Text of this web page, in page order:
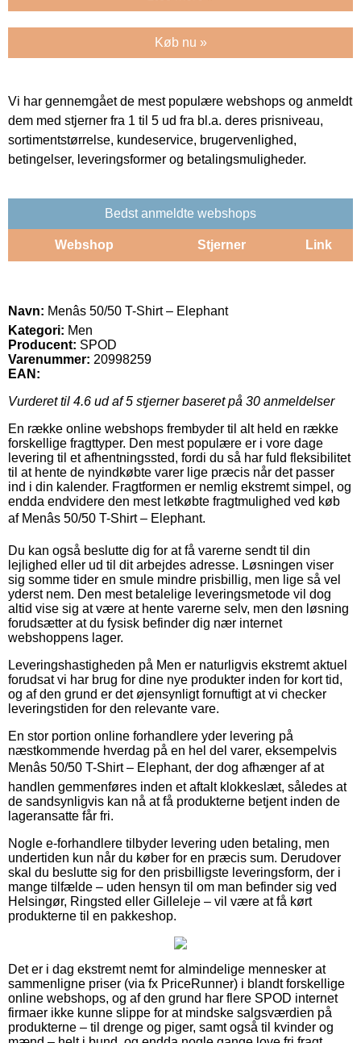
Køb nu »
Vi har gennemgået de mest populære webshops og anmeldt
dem med stjerner fra 1 til 5 ud fra bl.a. deres prisniveau,
sortimentstørrelse, kundeservice, brugervenlighed,
betingelser, leveringsformer og betalingsmuligheder.
Bedst anmeldte webshops
Webshop Stjerner Link
Navn: Menâs 50/50 T-Shirt – Elephant
Kategori: Men
Producent: SPOD
Varenummer: 20998259
EAN:
Vurderet til 4.6 ud af 5 stjerner baseret på 30 anmeldelser
En række online webshops frembyder til alt held en række
forskellige fragttyper. Den mest populære er i vore dage
levering til et afhentningssted, fordi du så har fuld fleksibilitet
til at hente de nyindkøbte varer lige præcis når det passer
ind i din kalender. Fragtformen er nemlig ekstremt simpel, og
endda endvidere den mest letkøbte fragtmulighed ved køb
af Menâs 50/50 T-Shirt – Elephant.
Du kan også beslutte dig for at få varerne sendt til din
lejlighed eller ud til dit arbejdes adresse. Løsningen viser
sig somme tider en smule mindre prisbillig, men lige så vel
yderst nem. Den mest betalelige leveringsmetode vil dog
altid vise sig at være at hente varerne selv, men den løsning
forudsætter at du fysisk befinder dig nær internet
webshoppens lager.
Leveringshastigheden på Men er naturligvis ekstremt aktuel
forudsat vi har brug for dine nye produkter inden for kort tid,
og af den grund er det øjensynligt fornuftigt at vi checker
leveringstiden for den relevante vare.
En stor portion online forhandlere yder levering på
næstkommende hverdag på en hel del varer, eksempelvis
Menâs 50/50 T-Shirt – Elephant, der dog afhænger af at
handlen gemmenføres inden et aftalt klokkeslæt, således at
de sandsynligvis kan nå at få produkterne betjent inden de
lageransatte får fri.
Nogle e-forhandlere tilbyder levering uden betaling, men
undertiden kun når du køber for en præcis sum. Derudover
skal du beslutte sig for den prisbilligste leveringsform, der i
mange tilfælde – uden hensyn til om man befinder sig ved
Helsingør, Ringsted eller Gilleleje – vil være at få kørt
produkterne til en pakkeshop.
Det er i dag ekstremt nemt for almindelige mennesker at
sammenligne priser (via fx PriceRunner) i blandt forskellige
online webshops, og af den grund har flere SPOD internet
firmaer ikke kunne slippe for at mindske salgsværdien på
produkterne – til drenge og piger, samt også til kvinder og